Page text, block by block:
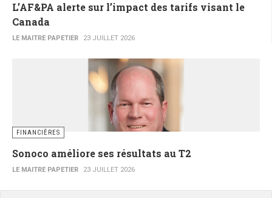
L’AF&PA alerte sur l’impact des tarifs visant le
Canada
LE MAITRE PAPETIER 23 JUILLET 2026
FINANCIÈRES
Sonoco améliore ses résultats au T2
LE MAITRE PAPETIER 23 JUILLET 2026